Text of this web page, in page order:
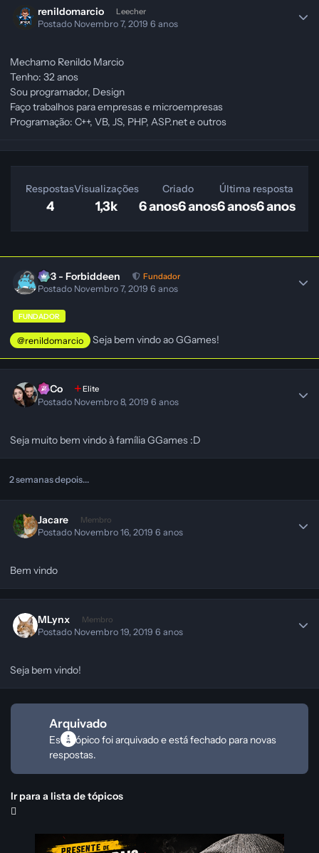
renildomarcio Leecher
Postado Novembro 7, 20196 anos
Mechamo Renildo Marcio
Tenho: 32 anos
Sou programador, Design
Faço trabalhos para empresas e microempresas
Programação: C++, VB, JS, PHP, ASP.net e outros
Respostas
4
Visualizações
1,3k
Criado
6 anos6 anos
Última resposta
6 anos6 anos
403 - Forbiddeen Fundador
Postado Novembro 7, 20196 anos
FUNDADOR
@renildomarcio Seja bem vindo ao GGames!
SeCo Elite
Postado Novembro 8, 20196 anos
Seja muito bem vindo à família GGames :D
2 semanas depois...
Jacare Membro
Postado Novembro 16, 20196 anos
Bem vindo
MLynx Membro
Postado Novembro 19, 20196 anos
Seja bem vindo!
Arquivado
Este tópico foi arquivado e está fechado para novas
respostas.
Ir para a lista de tópicos